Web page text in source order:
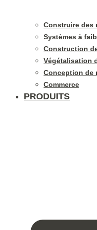
Construire des
Systèmes à
Construction
Végétalisation
Conception de
Commerce
PRODUITS